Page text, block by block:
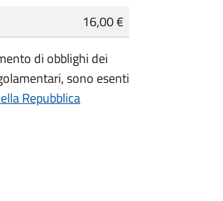
16,00 €
di obblighi dei
sono esenti
Repubblica